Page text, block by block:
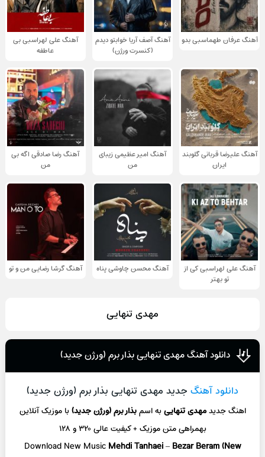
آهنگ عرفان طهماسبی بدو
آهنگ آصف آریا خوابتو دیدم
(کنسرت ورژن)
آهنگ علی لهراسبی بی
عاطفه
آهنگ علیرضا قربانی گلوبند
ایران
آهنگ امیر عظیمی زیبای
من
آهنگ رضا صادقی اگه بی
من
آهنگ علی لهراسبی کی از
تو ‌بهتر
آهنگ محسن چاوشی پناه آهنگ گرشا رضایی من و تو
مهدی تنهایی
دانلود آهنگ مهدی تنهایی بذار برم (ورژن جدید)
دانلود آهنگ جدید مهدی تنهایی بذار برم (ورژن جدید)
اهنگ جدیدمهدی تنهاییبه اسمبذار برم (ورژن جدید)با موزیک آنلاین
بهمراهی متن موزیک + کیفیت عالی ۳۲۰ و ۱۲۸
Download New Music Mehdi Tanhaei–Bezar Beram (New